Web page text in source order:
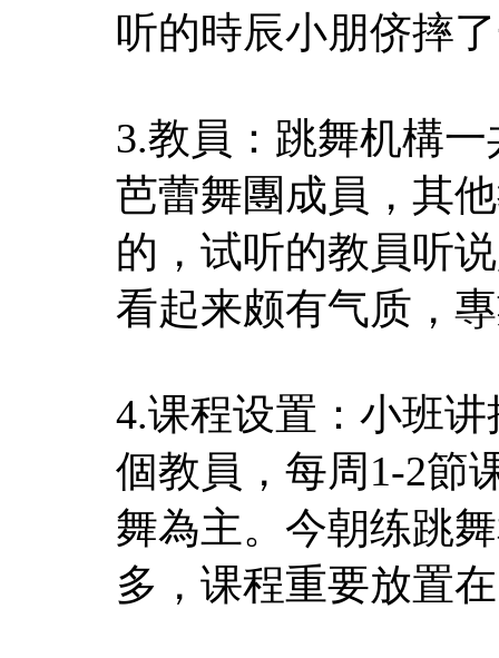
听的時辰小朋侪摔
3.教員：跳舞机構
芭蕾舞團成員，其
的，试听的教員听
看起来颇有气质，
4.课程设置：小班
個教員，每周1-2節
舞為主。今朝练跳
多，课程重要放置